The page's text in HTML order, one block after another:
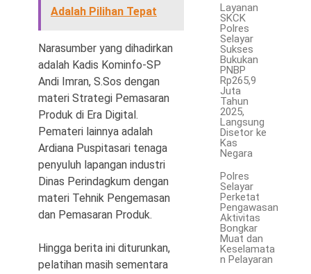
Adalah Pilihan Tepat
Narasumber yang dihadirkan
adalah Kadis Kominfo-SP
Andi Imran, S.Sos dengan
materi Strategi Pemasaran
Produk di Era Digital.
Pemateri lainnya adalah
Ardiana Puspitasari tenaga
penyuluh lapangan industri
Dinas Perindagkum dengan
materi Tehnik Pengemasan
dan Pemasaran Produk.
Hingga berita ini diturunkan,
pelatihan masih sementara
Layanan
SKCK
Polres
Selayar
Sukses
Bukukan
PNBP
Rp265,9
Juta
Tahun
2025,
Langsung
Disetor ke
Kas
Negara
Polres
Selayar
Perketat
Pengawasan
Aktivitas
Bongkar
Muat dan
Keselamata
n Pelayaran